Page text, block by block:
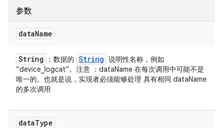
参数
dataName
String ：数据的 String 说明性名称，例如
“device_logcat”。注意 ：dataName 在每次调用中可能不是
唯一的。也就是说，实现者必须能够处理 具有相同 dataName
的多次调用
dataType